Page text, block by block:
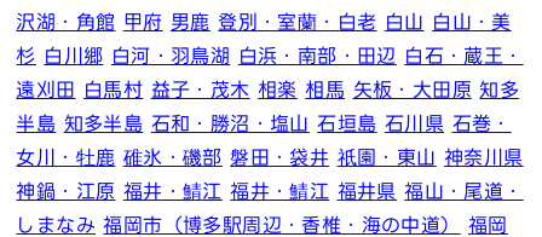
沢湖・角館 甲府 男鹿 登別・室蘭・白老 白山 白山・美
杉 白川郷 白河・羽鳥湖 白浜・南部・田辺 白石・蔵王・
遠刈田 白馬村 益子・茂木 相楽 相馬 矢板・大田原 知多
半島 知多半島 石和・勝沼・塩山 石垣島 石川県 石巻・
女川・牡鹿 碓氷・磯部 磐田・袋井 祇園・東山 神奈川県
神鍋・江原 福井・鯖江 福井・鯖江 福井県 福山・尾道・
しまなみ 福岡市（博多駅周辺・香椎・海の中道）
福岡